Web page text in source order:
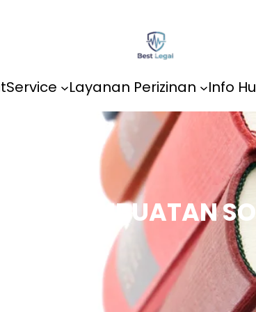
Service Layanan Perizinan Info
JASA PEMBUATAN